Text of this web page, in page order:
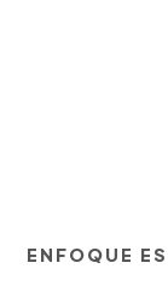
ENFOQUE